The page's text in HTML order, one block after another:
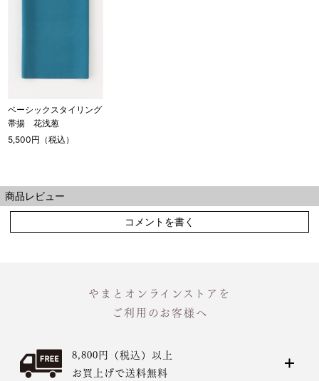
ベーシックスタイリング
帯揚 花浅葱
5,500円（税込）
商品レビュー
コメントを書く
やまとオンラインストアを
ご利用のお客様へ
8,800円（税込）以上
お買上げで送料無料